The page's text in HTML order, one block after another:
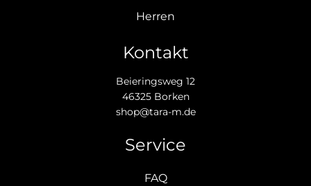
Herren
Kontakt
Beieringsweg 12
46325 Borken
shop@tara-m.de
Service
FAQ